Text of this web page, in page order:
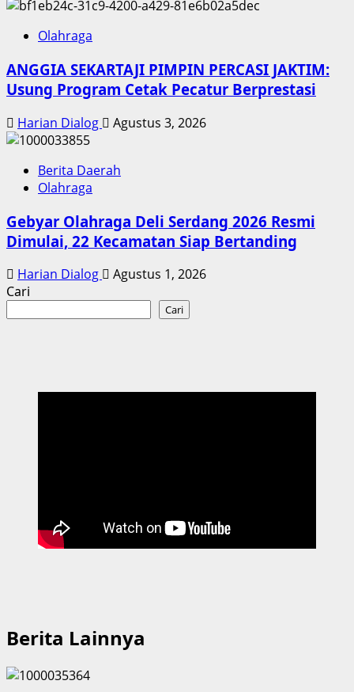
Olahraga
ANGGIA SEKARTAJI PIMPIN PERCASI JAKTIM:
Usung Program Cetak Pecatur Berprestasi
Harian Dialog Agustus 3, 2026
Berita Daerah
Olahraga
Gebyar Olahraga Deli Serdang 2026 Resmi
Dimulai, 22 Kecamatan Siap Bertanding
Harian Dialog
Agustus 1, 2026
Cari
Cari
Berita Lainnya